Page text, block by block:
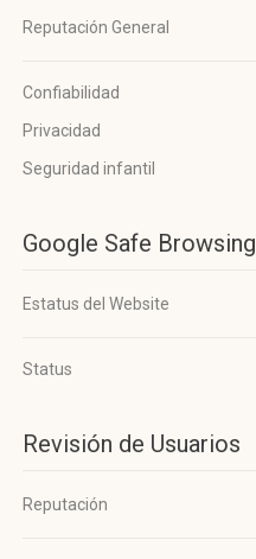
Reputación General
Confiabilidad
Privacidad
Seguridad infantil
Google Safe Browsing
Estatus del Website
Status
Revisión de Usuarios
Reputación